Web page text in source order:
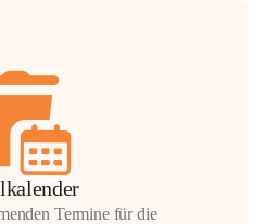
Termine für die